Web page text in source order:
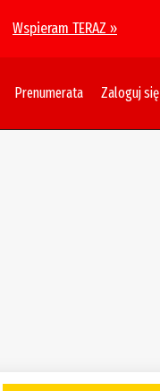
Wspieram TERAZ »
Prenumerata Zaloguj się